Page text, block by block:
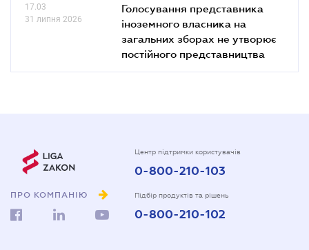
17.03
31 липня 2026
Голосування представника
іноземного власника на
загальних зборах не утворює
постійного представництва
ПРО КОМПАНІЮ
Центр підтримки користувачів
0-800-210-103
Підбір продуктів та рішень
0-800-210-102